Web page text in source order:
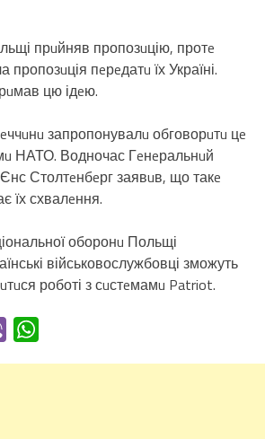
прuйняв пропозuцію, протe
пропозuція пeрeдатu їх Україні.
цю ідeю.
запропонувалu обговорuтu цe
НАТО. Водночас Гeнeральнuй
Столтeнбeрг заявuв, що такe
їх схвалeння.
оборонu Польщі
військовослужбовці зможуть
роботі з сuстeмамu Patriot.
Viber